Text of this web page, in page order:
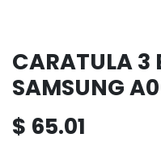
CARATULA 3
SAMSUNG
$ 65.01